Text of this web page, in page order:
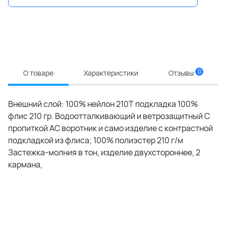
О товаре Характеристики Отзывы 0
Внешний слой: 100% нейлон 210Т подкладка 100%
флис 210 гр. Водоотталкивающий и ветрозащитный С
пропиткой АС воротник и само изделие с контрастной
подкладкой из флиса; 100% полиэстер 210 г/м
Застежка-молния в тон, изделие двуxстороннее, 2
кармана,